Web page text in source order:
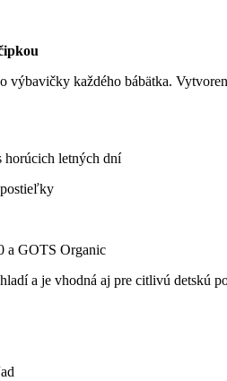
výbavičky každého bábätka.
horúcich letných dní
a GOTS Organic
a je vhodná aj pre citlivú detskú